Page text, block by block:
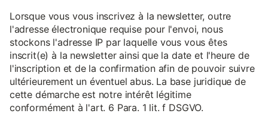
Lorsque vous vous inscrivez à la newsletter, outre
l'adresse électronique requise pour l'envoi, nous
stockons l'adresse IP par laquelle vous vous êtes
inscrit(e) à la newsletter ainsi que la date et l'heure de
l'inscription et de la confirmation afin de pouvoir suivre
ultérieurement un éventuel abus. La base juridique de
cette démarche est notre intérêt légitime
conformément à l'art. 6 Para. 1 lit. f DSGVO.